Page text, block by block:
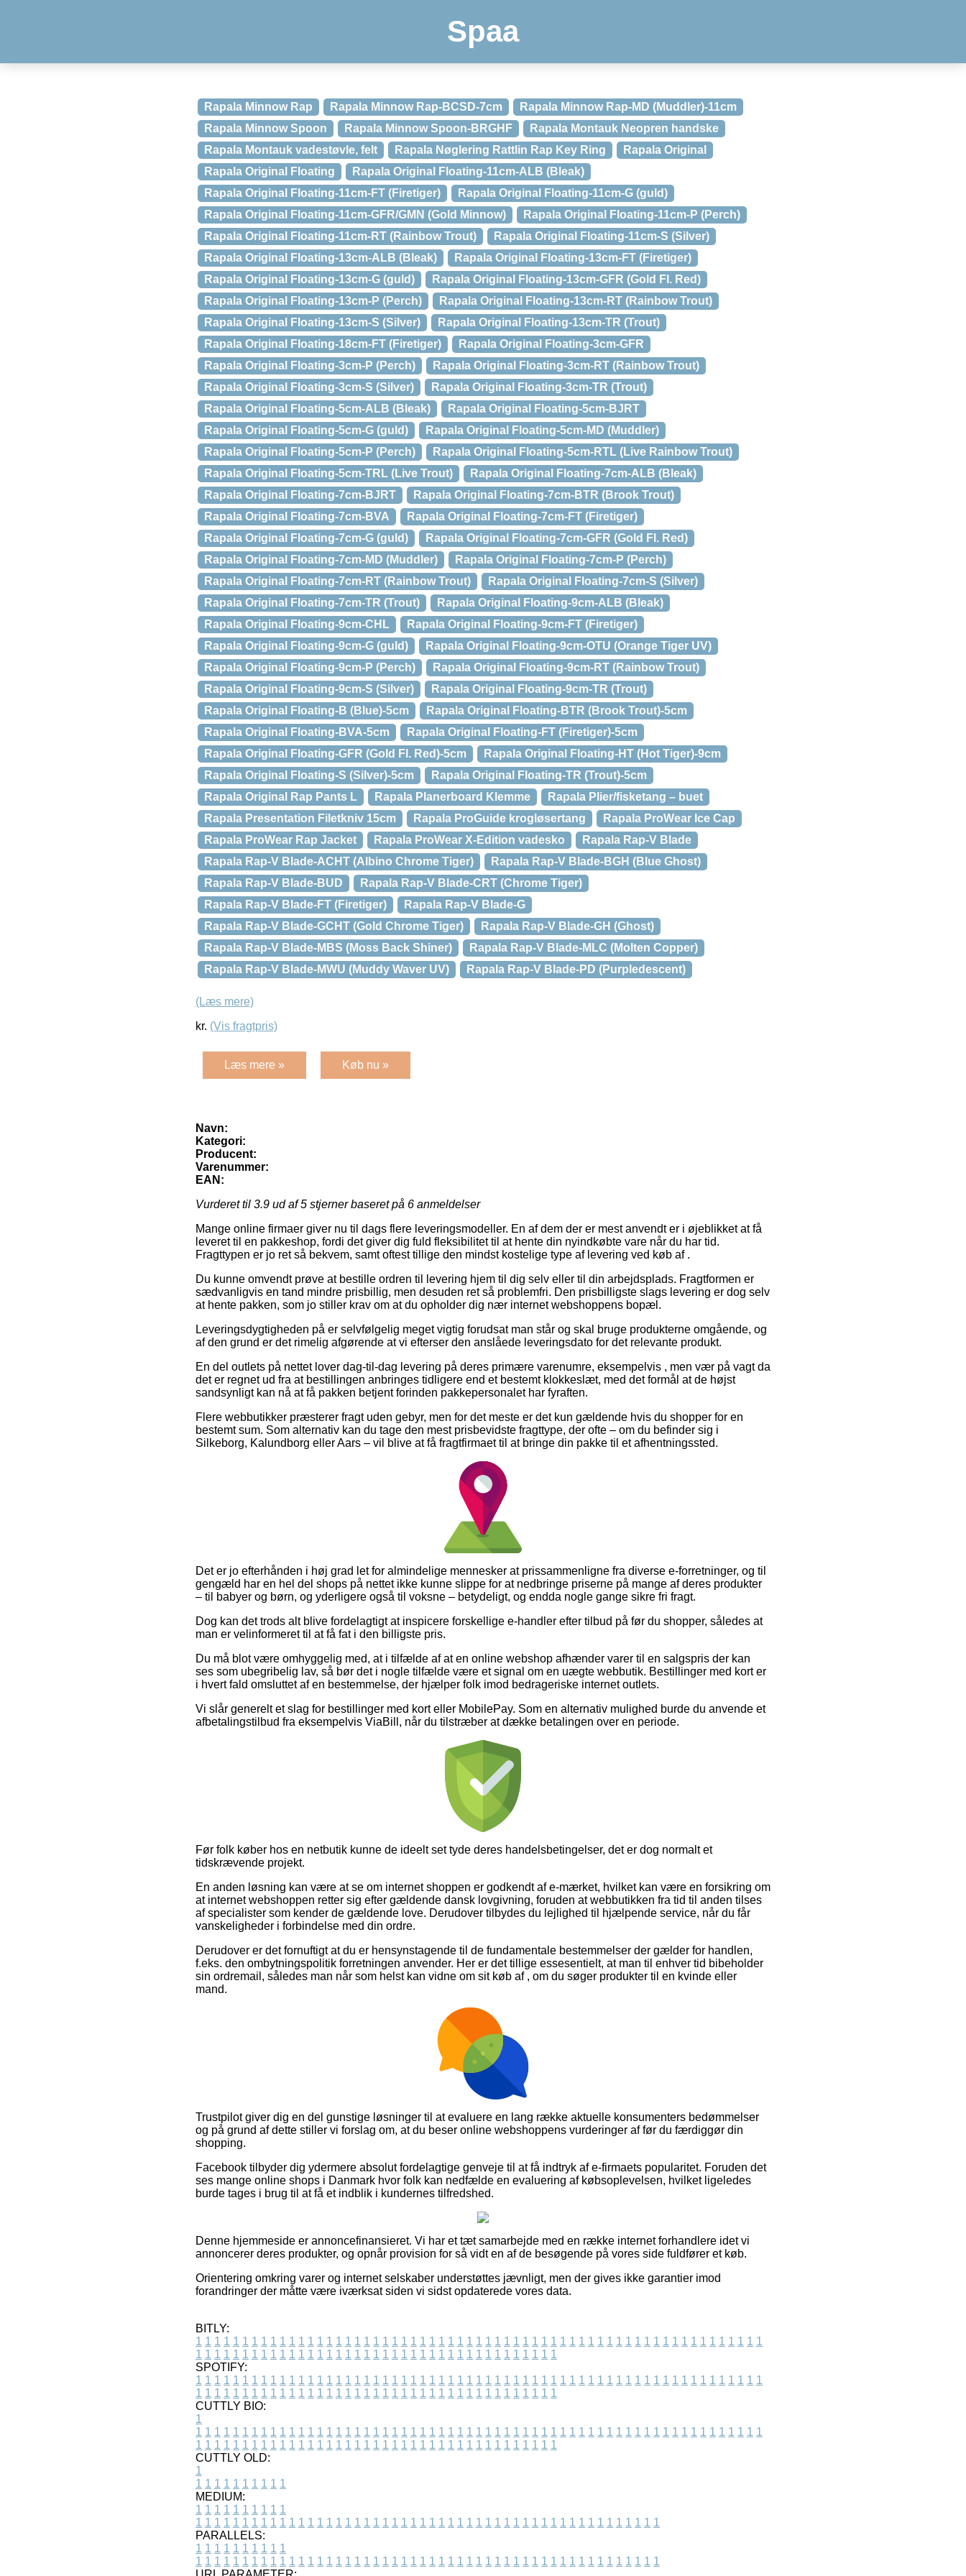
Spaa
Rapala Minnow Rap Rapala Minnow Rap-BCSD-7cm
Rapala Minnow Rap-MD (Muddler)-11cm
Rapala Minnow Spoon
Rapala Minnow Spoon-BRGHF
Rapala Montauk Neopren handske
Rapala Montauk vadestøvle, felt
Rapala Nøglering Rattlin Rap Key Ring
Rapala Original
Rapala Original Floating
Rapala Original Floating-11cm-ALB (Bleak)
Rapala Original Floating-11cm-FT (Firetiger)
Rapala Original Floating-11cm-G (guld)
Rapala Original Floating-11cm-GFR/GMN (Gold Minnow)
Rapala Original Floating-11cm-P (Perch)
Rapala Original Floating-11cm-RT (Rainbow Trout)
Rapala Original Floating-11cm-S (Silver)
Rapala Original Floating-13cm-ALB (Bleak)
Rapala Original Floating-13cm-FT (Firetiger)
Rapala Original Floating-13cm-G (guld)
Rapala Original Floating-13cm-GFR (Gold Fl. Red)
Rapala Original Floating-13cm-P (Perch)
Rapala Original Floating-13cm-RT (Rainbow Trout)
Rapala Original Floating-13cm-S (Silver)
Rapala Original Floating-13cm-TR (Trout)
Rapala Original Floating-18cm-FT (Firetiger)
Rapala Original Floating-3cm-GFR
Rapala Original Floating-3cm-P (Perch)
Rapala Original Floating-3cm-RT (Rainbow Trout)
Rapala Original Floating-3cm-S (Silver)
Rapala Original Floating-3cm-TR (Trout)
Rapala Original Floating-5cm-ALB (Bleak)
Rapala Original Floating-5cm-BJRT
Rapala Original Floating-5cm-G (guld)
Rapala Original Floating-5cm-MD (Muddler)
Rapala Original Floating-5cm-P (Perch)
Rapala Original Floating-5cm-RTL (Live Rainbow Trout)
Rapala Original Floating-5cm-TRL (Live Trout)
Rapala Original Floating-7cm-ALB (Bleak)
Rapala Original Floating-7cm-BJRT
Rapala Original Floating-7cm-BTR (Brook Trout)
Rapala Original Floating-7cm-BVA
Rapala Original Floating-7cm-FT (Firetiger)
Rapala Original Floating-7cm-G (guld)
Rapala Original Floating-7cm-GFR (Gold Fl. Red)
Rapala Original Floating-7cm-MD (Muddler)
Rapala Original Floating-7cm-P (Perch)
Rapala Original Floating-7cm-RT (Rainbow Trout)
Rapala Original Floating-7cm-S (Silver)
Rapala Original Floating-7cm-TR (Trout)
Rapala Original Floating-9cm-ALB (Bleak)
Rapala Original Floating-9cm-CHL
Rapala Original Floating-9cm-FT (Firetiger)
Rapala Original Floating-9cm-G (guld)
Rapala Original Floating-9cm-OTU (Orange Tiger UV)
Rapala Original Floating-9cm-P (Perch)
Rapala Original Floating-9cm-RT (Rainbow Trout)
Rapala Original Floating-9cm-S (Silver)
Rapala Original Floating-9cm-TR (Trout)
Rapala Original Floating-B (Blue)-5cm
Rapala Original Floating-BTR (Brook Trout)-5cm
Rapala Original Floating-BVA-5cm
Rapala Original Floating-FT (Firetiger)-5cm
Rapala Original Floating-GFR (Gold Fl. Red)-5cm
Rapala Original Floating-HT (Hot Tiger)-9cm
Rapala Original Floating-S (Silver)-5cm
Rapala Original Floating-TR (Trout)-5cm
Rapala Original Rap Pants L
Rapala Planerboard Klemme
Rapala Plier/fisketang – buet
Rapala Presentation Filetkniv 15cm
Rapala ProGuide krogløsertang
Rapala ProWear Ice Cap
Rapala ProWear Rap Jacket
Rapala ProWear X-Edition vadesko
Rapala Rap-V Blade
Rapala Rap-V Blade-ACHT (Albino Chrome Tiger)
Rapala Rap-V Blade-BGH (Blue Ghost)
Rapala Rap-V Blade-BUD
Rapala Rap-V Blade-CRT (Chrome Tiger)
Rapala Rap-V Blade-FT (Firetiger)
Rapala Rap-V Blade-G
Rapala Rap-V Blade-GCHT (Gold Chrome Tiger)
Rapala Rap-V Blade-GH (Ghost)
Rapala Rap-V Blade-MBS (Moss Back Shiner)
Rapala Rap-V Blade-MLC (Molten Copper)
Rapala Rap-V Blade-MWU (Muddy Waver UV)
Rapala Rap-V Blade-PD (Purpledescent)
(Læs mere)
kr. (Vis fragtpris)
Læs mere » Køb nu »
Navn:
Kategori:
Producent:
Varenummer:
EAN:
Vurderet til 3.9 ud af 5 stjerner baseret på 6 anmeldelser
Mange online firmaer giver nu til dags flere leveringsmodeller. En af dem der er mest anvendt er i øjeblikket at få
leveret til en pakkeshop, fordi det giver dig fuld fleksibilitet til at hente din nyindkøbte vare når du har tid.
Fragttypen er jo ret så bekvem, samt oftest tillige den mindst kostelige type af levering ved køb af .
Du kunne omvendt prøve at bestille ordren til levering hjem til dig selv eller til din arbejdsplads. Fragtformen er
sædvanligvis en tand mindre prisbillig, men desuden ret så problemfri. Den prisbilligste slags levering er dog selv
at hente pakken, som jo stiller krav om at du opholder dig nær internet webshoppens bopæl.
Leveringsdygtigheden på er selvfølgelig meget vigtig forudsat man står og skal bruge produkterne omgående, og
af den grund er det rimelig afgørende at vi efterser den anslåede leveringsdato for det relevante produkt.
En del outlets på nettet lover dag-til-dag levering på deres primære varenumre, eksempelvis , men vær på vagt da
det er regnet ud fra at bestillingen anbringes tidligere end et bestemt klokkeslæt, med det formål at de højst
sandsynligt kan nå at få pakken betjent forinden pakkepersonalet har fyraften.
Flere webbutikker præsterer fragt uden gebyr, men for det meste er det kun gældende hvis du shopper for en
bestemt sum. Som alternativ kan du tage den mest prisbevidste fragttype, der ofte – om du befinder sig i
Silkeborg, Kalundborg eller Aars – vil blive at få fragtfirmaet til at bringe din pakke til et afhentningssted.
Det er jo efterhånden i høj grad let for almindelige mennesker at prissammenligne fra diverse e-forretninger, og til
gengæld har en hel del shops på nettet ikke kunne slippe for at nedbringe priserne på mange af deres produkter
– til babyer og børn, og yderligere også til voksne – betydeligt, og endda nogle gange sikre fri fragt.
Dog kan det trods alt blive fordelagtigt at inspicere forskellige e-handler efter tilbud på før du shopper, således at
man er velinformeret til at få fat i den billigste pris.
Du må blot være omhyggelig med, at i tilfælde af at en online webshop afhænder varer til en salgspris der kan
ses som ubegribelig lav, så bør det i nogle tilfælde være et signal om en uægte webbutik. Bestillinger med kort er
i hvert fald omsluttet af en bestemmelse, der hjælper folk imod bedrageriske internet outlets.
Vi slår generelt et slag for bestillinger med kort eller MobilePay. Som en alternativ mulighed burde du anvende et
afbetalingstilbud fra eksempelvis ViaBill, når du tilstræber at dække betalingen over en periode.
Før folk køber hos en netbutik kunne de ideelt set tyde deres handelsbetingelser, det er dog normalt et
tidskrævende projekt.
En anden løsning kan være at se om internet shoppen er godkendt af e-mærket, hvilket kan være en forsikring om
at internet webshoppen retter sig efter gældende dansk lovgivning, foruden at webbutikken fra tid til anden tilses
af specialister som kender de gældende love. Derudover tilbydes du lejlighed til hjælpende service, når du får
vanskeligheder i forbindelse med din ordre.
Derudover er det fornuftigt at du er hensynstagende til de fundamentale bestemmelser der gælder for handlen,
f.eks. den ombytningspolitik forretningen anvender. Her er det tillige essesentielt, at man til enhver tid bibeholder
sin ordremail, således man når som helst kan vidne om sit køb af , om du søger produkter til en kvinde eller
mand.
Trustpilot giver dig en del gunstige løsninger til at evaluere en lang række aktuelle konsumenters bedømmelser
og på grund af dette stiller vi forslag om, at du beser online webshoppens vurderinger af før du færdiggør din
shopping.
Facebook tilbyder dig ydermere absolut fordelagtige genveje til at få indtryk af e-firmaets popularitet. Foruden det
ses mange online shops i Danmark hvor folk kan nedfælde en evaluering af købsoplevelsen, hvilket ligeledes
burde tages i brug til at få et indblik i kundernes tilfredshed.
Denne hjemmeside er annoncefinansieret. Vi har et tæt samarbejde med en række internet forhandlere idet vi
annoncerer deres produkter, og opnår provision for så vidt en af de besøgende på vores side fuldfører et køb.
Orientering omkring varer og internet selskaber understøttes jævnligt, men der gives ikke garantier imod
forandringer der måtte være iværksat siden vi sidst opdaterede vores data.
BITLY:
1 1 1 1 1 1 1 1 1 1 1 1 1 1 1 1 1 1 1 1 1 1 1 1 1 1 1 1 1 1 1 1 1 1 1 1 1 1 1 1 1 1 1 1 1 1 1 1 1 1 1 1 1 1 1 1 1 1 1 1 1
1 1 1 1 1 1 1 1 1 1 1 1 1 1 1 1 1 1 1 1 1 1 1 1 1 1 1 1 1 1 1 1 1 1 1 1 1 1 1
SPOTIFY:
1 1 1 1 1 1 1 1 1 1 1 1 1 1 1 1 1 1 1 1 1 1 1 1 1 1 1 1 1 1 1 1 1 1 1 1 1 1 1 1 1 1 1 1 1 1 1 1 1 1 1 1 1 1 1 1 1 1 1 1 1
1 1 1 1 1 1 1 1 1 1 1 1 1 1 1 1 1 1 1 1 1 1 1 1 1 1 1 1 1 1 1 1 1 1 1 1 1 1 1
CUTTLY BIO:
1
1 1 1 1 1 1 1 1 1 1 1 1 1 1 1 1 1 1 1 1 1 1 1 1 1 1 1 1 1 1 1 1 1 1 1 1 1 1 1 1 1 1 1 1 1 1 1 1 1 1 1 1 1 1 1 1 1 1 1 1 1
1 1 1 1 1 1 1 1 1 1 1 1 1 1 1 1 1 1 1 1 1 1 1 1 1 1 1 1 1 1 1 1 1 1 1 1 1 1 1
CUTTLY OLD:
1
1 1 1 1 1 1 1 1 1 1
MEDIUM:
1 1 1 1 1 1 1 1 1 1
1 1 1 1 1 1 1 1 1 1 1 1 1 1 1 1 1 1 1 1 1 1 1 1 1 1 1 1 1 1 1 1 1 1 1 1 1 1 1 1 1 1 1 1 1 1 1 1 1 1
PARALLELS:
1 1 1 1 1 1 1 1 1 1
1 1 1 1 1 1 1 1 1 1 1 1 1 1 1 1 1 1 1 1 1 1 1 1 1 1 1 1 1 1 1 1 1 1 1 1 1 1 1 1 1 1 1 1 1 1 1 1 1 1